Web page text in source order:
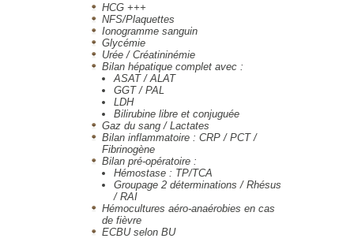
HCG +++
NFS/Plaquettes
Ionogramme sanguin
Glycémie
Urée / Créatininémie
Bilan hépatique complet avec :
ASAT / ALAT
GGT / PAL
LDH
Bilirubine libre et conjuguée
Gaz du sang / Lactates
Bilan inflammatoire : CRP / PCT /
Fibrinogène
Bilan pré-opératoire :
Hémostase : TP/TCA
Groupage 2 déterminations / Rhésus
/ RAI
Hémocultures aéro-anaérobies en cas
de fièvre
ECBU selon BU